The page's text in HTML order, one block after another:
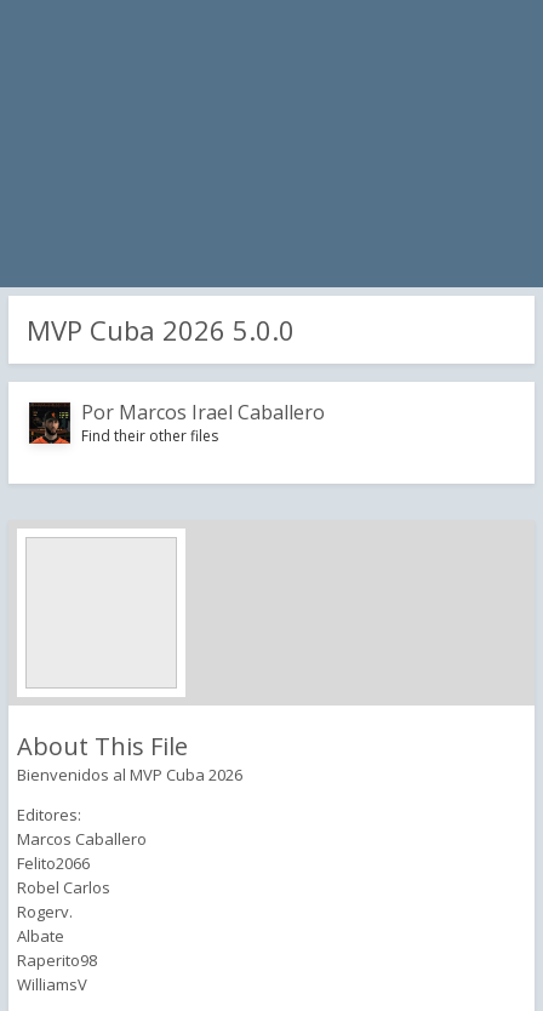
MVP Cuba 2026 5.0.0
Por Marcos Irael Caballero
Find their other files
About This File
Bienvenidos al MVP Cuba 2026
Editores:
Marcos Caballero
Felito2066
Robel Carlos
Rogerv.
Albate
Raperito98
WilliamsV